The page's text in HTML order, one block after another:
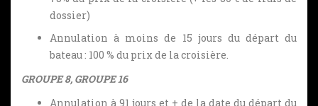
dossier)
Annulation à moins de 15 jours du départ du
bateau : 100 % du prix de la croisière.
GROUPE 8, GROUPE 16
Annulation à 91 jours et + de la date du départ du